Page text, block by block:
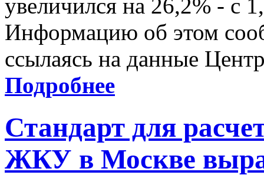
увеличился на 26,2% - с
Информацию об этом
ссылаясь на данные
Подробнее
Стандарт для
ЖКУ в Москве